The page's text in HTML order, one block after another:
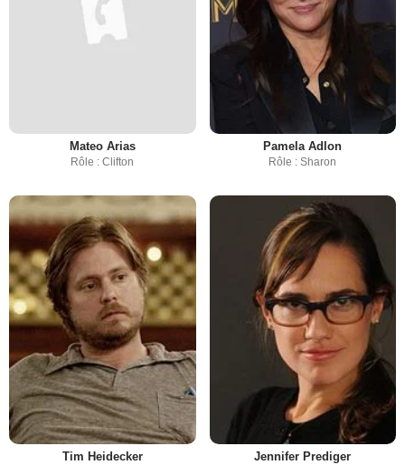
Mateo Arias
Rôle : Clifton
Pamela Adlon
Rôle : Sharon
Tim Heidecker Jennifer Prediger